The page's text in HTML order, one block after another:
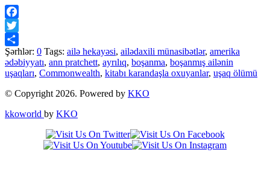
Facebook
Twitter
Share
Şərhlər: 0 Tags: ailə hekayəsi, ailədaxili münasibətlər, amerika
ədəbiyyatı, ann pratchett, ayrılıq, boşanma, boşanmış ailənin
uşaqları, Commonwealth, kitabı karandaşla oxuyanlar, uşaq ölümü
© Copyright 2026. Powered by KKO
kkoworld by KKO